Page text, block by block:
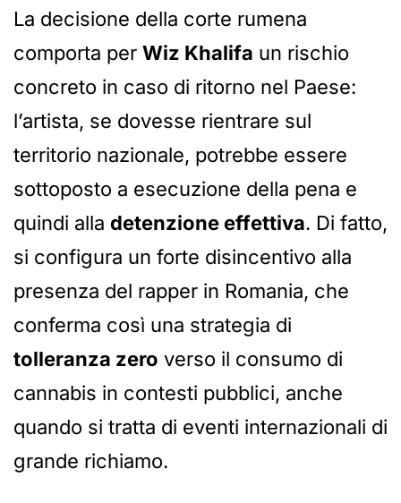
La decisione della corte rumena
comporta per Wiz Khalifa un rischio
concreto in caso di ritorno nel Paese:
l’artista, se dovesse rientrare sul
territorio nazionale, potrebbe essere
sottoposto a esecuzione della pena e
quindi alla detenzione effettiva. Di fatto,
si configura un forte disincentivo alla
presenza del rapper in Romania, che
conferma così una strategia di
tolleranza zero verso il consumo di
cannabis in contesti pubblici, anche
quando si tratta di eventi internazionali di
grande richiamo.